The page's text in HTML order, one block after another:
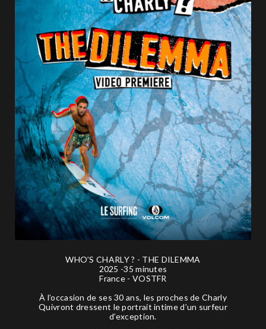
WHO’S CHARLY ? - THE DILEMMA
2025 -35 minutes
France - VOSTFR
À l’occasion de ses 30 ans, les proches de Charly
Quivront dressent le portrait intime d’un surfeur
d’exception.